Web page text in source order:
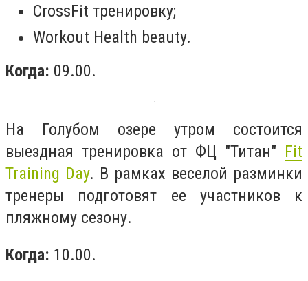
CrossFit тренировку;
Workout Health beauty.
Когда: 09.00.
На Голубом озере утром состоится
выездная тренировка от ФЦ "Титан" Fit
Training Day. В рамках веселой разминки
тренеры подготовят ее участников к
пляжному сезону.
Когда: 10.00.